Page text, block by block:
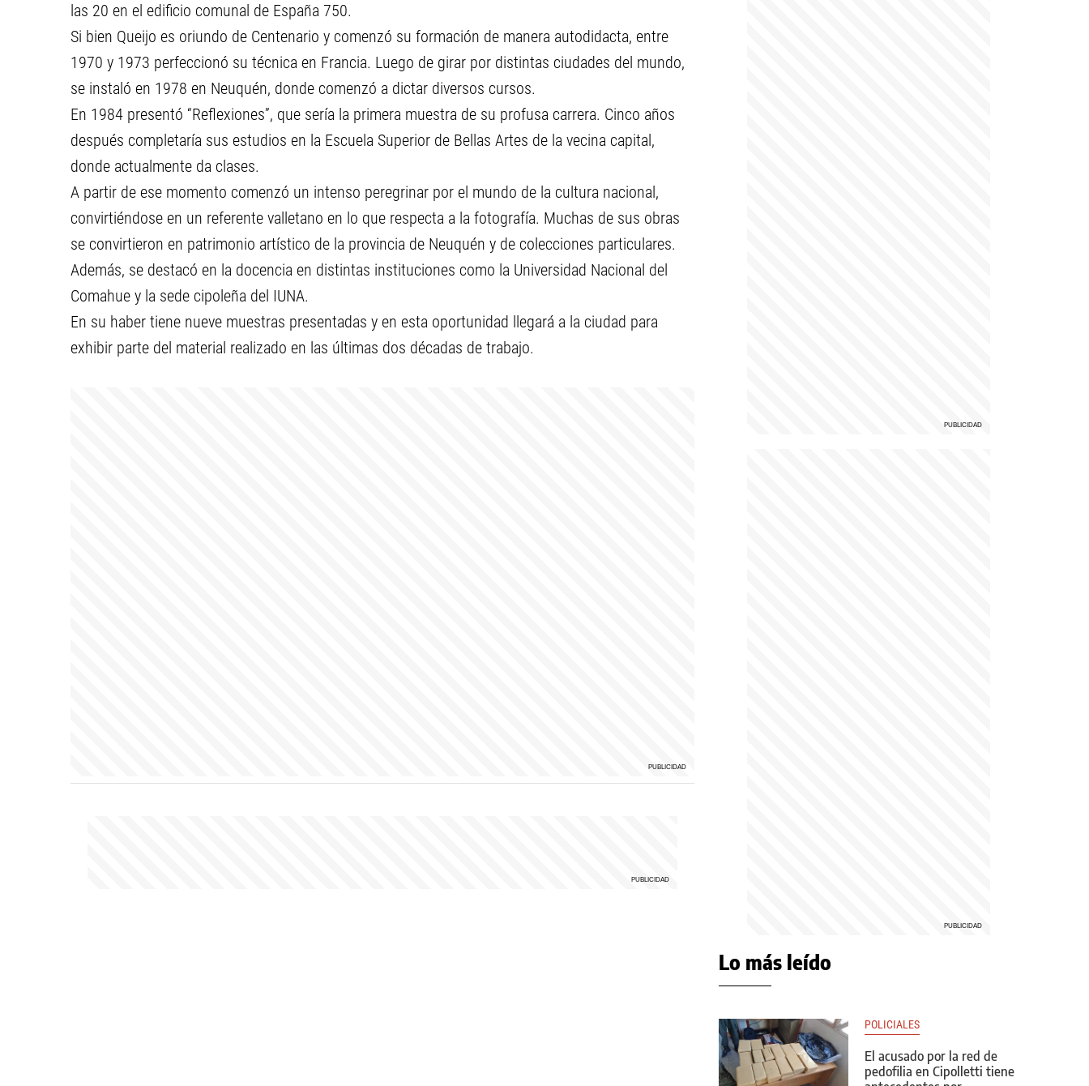
las 20 en el edificio comunal de España 750.
Si bien Queijo es oriundo de Centenario y comenzó su formación de manera autodidacta, entre
1970 y 1973 perfeccionó su técnica en Francia. Luego de girar por distintas ciudades del mundo,
se instaló en 1978 en Neuquén, donde comenzó a dictar diversos cursos.
En 1984 presentó “Reflexiones”, que sería la primera muestra de su profusa carrera. Cinco años
después completaría sus estudios en la Escuela Superior de Bellas Artes de la vecina capital,
donde actualmente da clases.
A partir de ese momento comenzó un intenso peregrinar por el mundo de la cultura nacional,
convirtiéndose en un referente valletano en lo que respecta a la fotografía. Muchas de sus obras
se convirtieron en patrimonio artístico de la provincia de Neuquén y de colecciones particulares.
Además, se destacó en la docencia en distintas instituciones como la Universidad Nacional del
Comahue y la sede cipoleña del IUNA.
En su haber tiene nueve muestras presentadas y en esta oportunidad llegará a la ciudad para
exhibir parte del material realizado en las últimas dos décadas de trabajo.
Lo más leído
POLICIALES
El acusado por la red de
pedofilia en Cipolletti tiene